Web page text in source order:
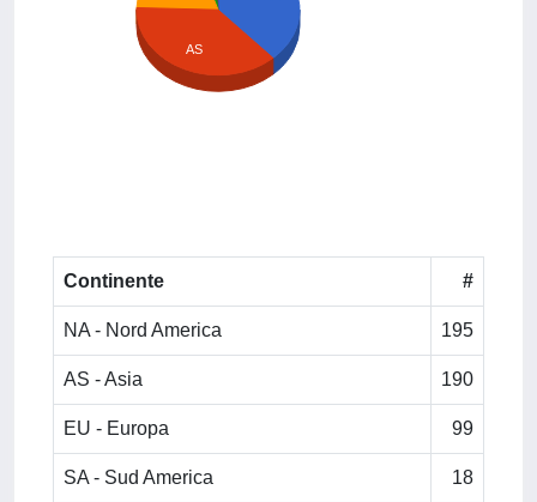
AS
Continente #
NA - Nord America 195
AS - Asia 190
EU - Europa 99
SA - Sud America 18